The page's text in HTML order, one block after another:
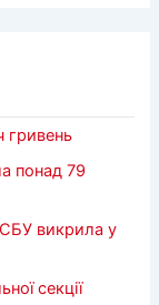
гривень
понад 79
викрила у
секції